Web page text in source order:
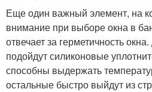
Еще один важный элемент, на
внимание при выборе окна в
отвечает за герметичность
подойдут силиконовые
способны выдержать
остальные быстро выйдут из